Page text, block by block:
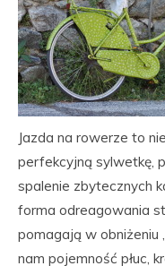
Jazda na rowerze to
perfekcyjną sylwetkę,
spalenie zbytecznych
forma odreagowania
pomagają w obniżeniu
nam pojemność płuc,